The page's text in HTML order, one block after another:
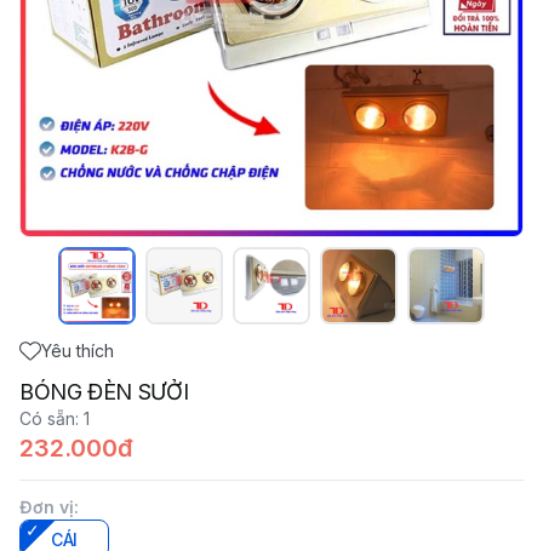
Yêu thích
BÓNG ĐÈN SƯỞI
Có sẵn: 1
232.000đ
Đơn vị:
CÁI